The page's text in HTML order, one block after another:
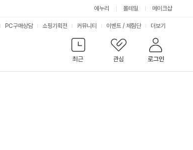
에누리 몰테일 메이크샵
최근
관심 로그인
PC구매상담 쇼핑기획전 커뮤니티 이벤트 / 체험단 서
비
스
더보기